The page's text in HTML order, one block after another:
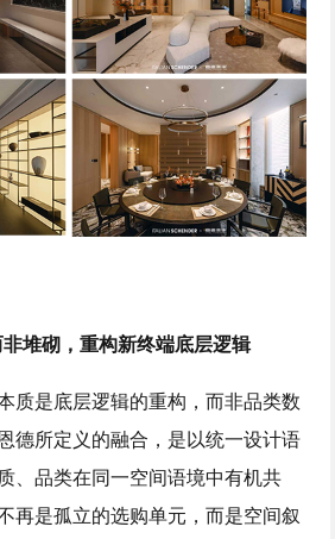
非堆砌，重构新终端底层逻辑
质是底层逻辑的重构，而非品类数
德所定义的融合，是以统一设计语
、品类在同一空间语境中有机共
再是孤立的选购单元，而是空间叙